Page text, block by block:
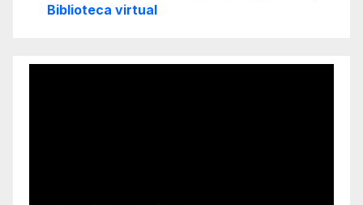
Biblioteca virtual